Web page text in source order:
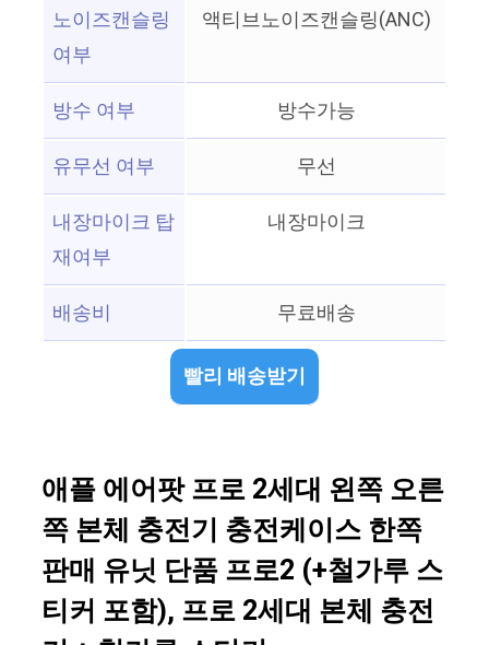
노이즈캔슬링
여부
액티브노이즈캔슬링(ANC)
방수 여부
방수가능
유무선 여부
무선
내장마이크 탑
재여부
내장마이크
배송비 무료배송
빨리 배송받기
애플 에어팟 프로 2세대 왼쪽 오른
쪽 본체 충전기 충전케이스 한쪽
판매 유닛 단품 프로2 (+철가루 스
티커 포함), 프로 2세대 본체 충전